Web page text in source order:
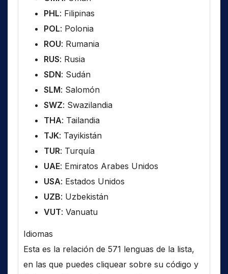
PHL: Filipinas
POL: Polonia
ROU: Rumania
RUS: Rusia
SDN: Sudán
SLM: Salomón
SWZ: Swazilandia
THA: Tailandia
TJK: Tayikistán
TUR: Turquía
UAE: Emiratos Arabes Unidos
USA: Estados Unidos
UZB: Uzbekistán
VUT: Vanuatu
Idiomas
Esta es la relación de 571 lenguas de la lista,
en las que puedes cliquear sobre su código y